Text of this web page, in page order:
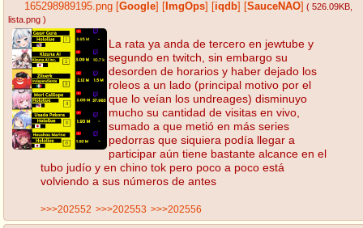
165298989195.png Google ImgOps iqdb SauceNAO ( 526.09KB
lista.png )
La rata ya anda de tercero en jewtube y
segundo en twitch, sin embargo su
desorden de horarios y haber dejado los
roleos a un lado (principal motivo por el
que lo veían los undreages) disminuyo
mucho su cantidad de visitas en vivo,
sumado a que metió en más series
pedorras que siquiera podía llegar a
participar aún tiene bastante alcance en el
tubo judío y en chino tok pero poco a poco está
volviendo a sus números de antes
>>>202552 >>>202553 >>>202556